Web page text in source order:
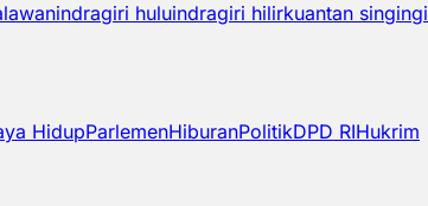
indragiri huluindragiri hilirkuantan singingi
HidupParlemenHiburanPolitikDPD RIHukrim